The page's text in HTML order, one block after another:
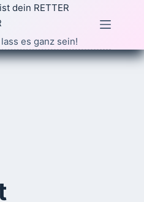
dein RETTER
es ganz sein!